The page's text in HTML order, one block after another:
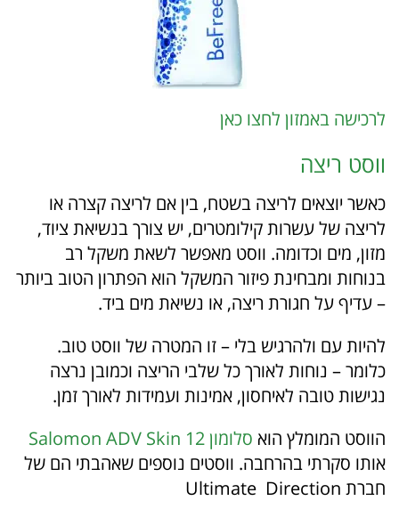
לרכישה באמזון לחצו כאן
ווסט ריצה
כאשר יוצאים לריצה בשטח, בין אם לריצה קצרה או
לריצה של עשרות קילומטרים, יש צורך בנשיאת ציוד,
מזון, מים וכדומה. ווסט מאפשר לשאת משקל רב
בנוחות ומבחינת פיזור המשקל הוא הפתרון הטוב ביותר
– עדיף על חגורת ריצה, או נשיאת מים ביד.
להיות עם ולהרגיש בלי – זו המטרה של ווסט טוב.
כלומר – נוחות לאורך כל שלבי הריצה וכמובן נרצה
נגישות טובה לאיחסון, אמינות ועמידות לאורך זמן.
הווסט המומלץ הוא סלומון Salomon ADV Skin 12
אותו סקרתי בהרחבה. ווסטים נוספים שאהבתי הם של
חברת Ultimate Direction